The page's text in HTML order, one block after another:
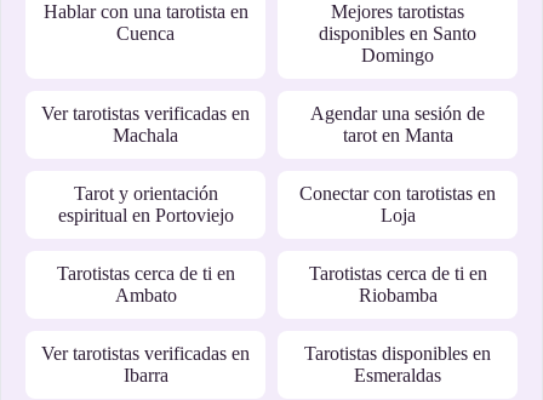
Hablar con una tarotista en
Cuenca
Mejores tarotistas
disponibles en Santo
Domingo
Ver tarotistas verificadas en
Machala
Agendar una sesión de
tarot en Manta
Tarot y orientación
espiritual en Portoviejo
Conectar con tarotistas en
Loja
Tarotistas cerca de ti en
Ambato
Tarotistas cerca de ti en
Riobamba
Ver tarotistas verificadas en
Ibarra
Tarotistas disponibles en
Esmeraldas